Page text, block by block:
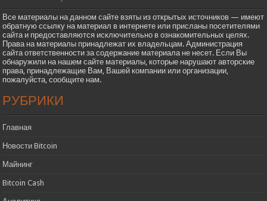
Все материалы на данном сайте взяты из открытых источников — имеют
обратную ссылку на материал в интернете или присланы посетителями
сайта и предоставляются исключительно в ознакомительных целях.
Права на материалы принадлежат их владельцам. Администрация
сайта ответственности за содержание материала не несет. Если Вы
обнаружили на нашем сайте материалы, которые нарушают авторские
права, принадлежащие Вам, Вашей компании или организации,
пожалуйста, сообщите нам.
РУБРИКИ
Главная
Новости Bitcoin
Майнинг
Bitcoin Cash